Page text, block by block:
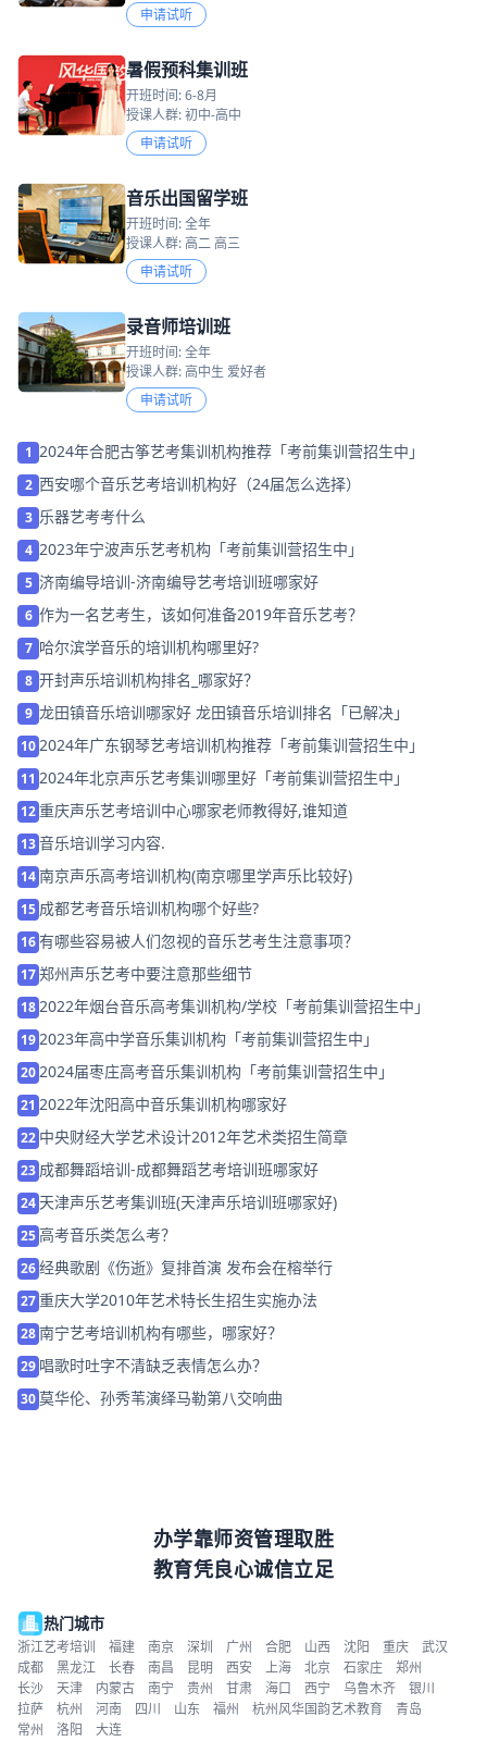
申请试听
暑假预科集训班
开班时间: 6-8月
授课人群: 初中-高中
申请试听
音乐出国留学班
开班时间: 全年
授课人群: 高二 高三
申请试听
录音师培训班
开班时间: 全年
授课人群: 高中生 爱好者
申请试听
1 2024年合肥古筝艺考集训机构推荐「考前集训营招生中」
2 西安哪个音乐艺考培训机构好（24届怎么选择）
3 乐器艺考考什么
4 2023年宁波声乐艺考机构「考前集训营招生中」
5 济南编导培训-济南编导艺考培训班哪家好
6 作为一名艺考生，该如何准备2019年音乐艺考？
7 哈尔滨学音乐的培训机构哪里好?
8 开封声乐培训机构排名_哪家好？
9 龙田镇音乐培训哪家好 龙田镇音乐培训排名「已解决」
102024年广东钢琴艺考培训机构推荐「考前集训营招生中」
11 2024年北京声乐艺考集训哪里好「考前集训营招生中」
12重庆声乐艺考培训中心哪家老师教得好,谁知道
13音乐培训学习内容.
14南京声乐高考培训机构(南京哪里学声乐比较好)
15 成都艺考音乐培训机构哪个好些?
16有哪些容易被人们忽视的音乐艺考生注意事项？
17郑州声乐艺考中要注意那些细节
182022年烟台音乐高考集训机构/学校「考前集训营招生中」
192023年高中学音乐集训机构「考前集训营招生中」
202024届枣庄高考音乐集训机构「考前集训营招生中」
21 2022年沈阳高中音乐集训机构哪家好
22 中央财经大学艺术设计2012年艺术类招生简章
23 成都舞蹈培训-成都舞蹈艺考培训班哪家好
24 天津声乐艺考集训班(天津声乐培训班哪家好)
25高考音乐类怎么考？
26经典歌剧《伤逝》复排首演 发布会在榕举行
27重庆大学2010年艺术特长生招生实施办法
28南宁艺考培训机构有哪些，哪家好？
29 唱歌时吐字不清缺乏表情怎么办？
30莫华伦、孙秀苇演绎马勒第八交响曲
办学靠师资管理取胜
教育凭良心诚信立足
热门城市
浙江艺考培训 福建 南京 深圳 广州 合肥 山西 沈阳 重庆
武汉
成都
黑龙江 长春 南昌 昆明 西安 上海 北京 石家庄
郑州
长沙
天津 内蒙古 南宁 贵州 甘肃 海口 西宁 乌鲁木齐
银川
拉萨
杭州 河南 四川 山东 福州 杭州风华国韵艺术教育
青岛
常州
洛阳 大连